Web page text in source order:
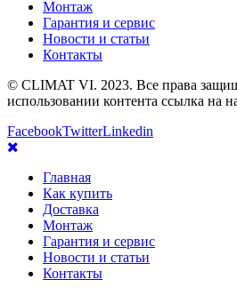
Монтаж
Гарантия и сервис
Новости и статьи
Контакты
© CLIMAT VI. 2023. Все права
использовании контента ссылка на
FacebookTwitterLinkedin
Главная
Как купить
Доставка
Монтаж
Гарантия и сервис
Новости и статьи
Контакты